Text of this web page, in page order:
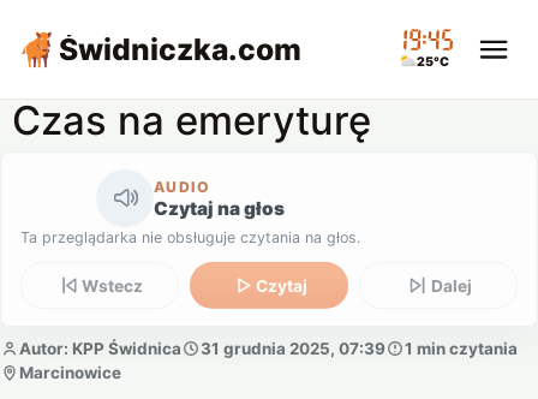
Świdniczka.com 19:45
25°C
Czas na emeryturę
AUDIO
Czytaj na głos
Ta przeglądarka nie obsługuje czytania na głos.
Wstecz Czytaj Dalej
Autor: KPP Świdnica 31 grudnia 2025, 07:39
1 min czytania
Marcinowice